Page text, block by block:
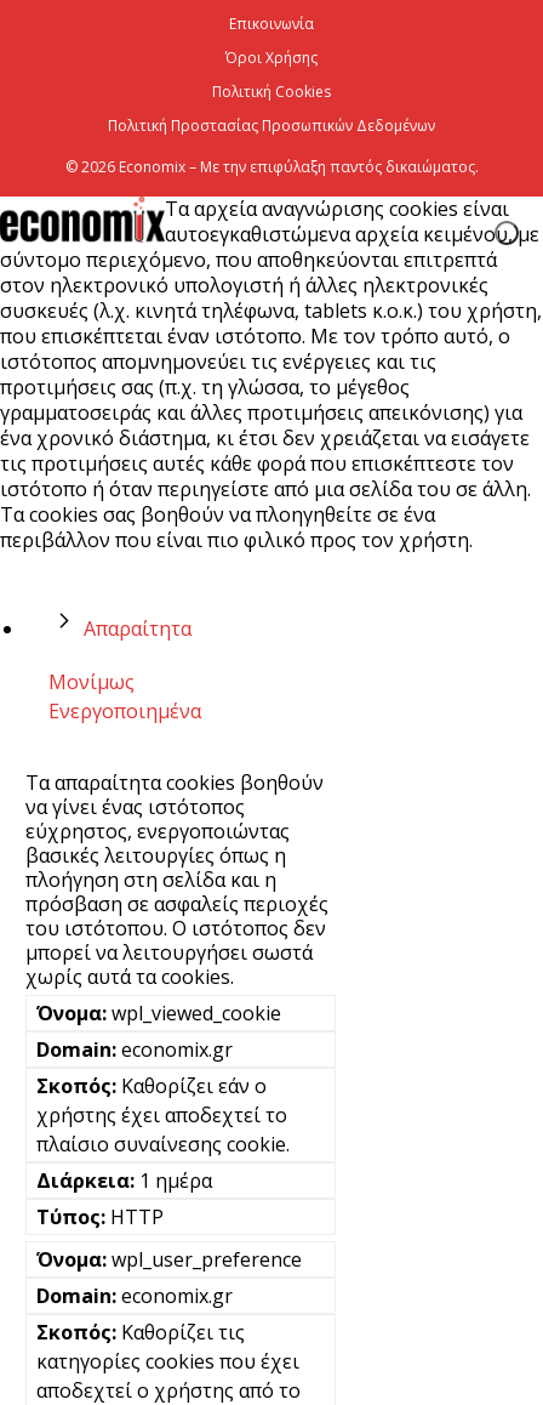
Επικοινωνία
Όροι Χρήσης
Πολιτική Cookies
Πολιτική Προστασίας Προσωπικών Δεδομένων
© 2026 Economix – Με την επιφύλαξη παντός δικαιώματος.
Τα αρχεία αναγνώρισης cookies είναι
αυτοεγκαθιστώμενα αρχεία κειμένου, με
σύντομο περιεχόμενο, που αποθηκεύονται επιτρεπτά
στον ηλεκτρονικό υπολογιστή ή άλλες ηλεκτρονικές
συσκευές (λ.χ. κινητά τηλέφωνα, tablets κ.ο.κ.) του χρήστη,
που επισκέπτεται έναν ιστότοπο. Με τον τρόπο αυτό, ο
ιστότοπος απομνημονεύει τις ενέργειες και τις
προτιμήσεις σας (π.χ. τη γλώσσα, το μέγεθος
γραμματοσειράς και άλλες προτιμήσεις απεικόνισης) για
ένα χρονικό διάστημα, κι έτσι δεν χρειάζεται να εισάγετε
τις προτιμήσεις αυτές κάθε φορά που επισκέπτεστε τον
ιστότοπο ή όταν περιηγείστε από μια σελίδα του σε άλλη.
Τα cookies σας βοηθούν να πλοηγηθείτε σε ένα
περιβάλλον που είναι πιο φιλικό προς τον χρήστη.
Απαραίτητα
Μονίμως
Ενεργοποιημένα
Τα απαραίτητα cookies βοηθούν
να γίνει ένας ιστότοπος
εύχρηστος, ενεργοποιώντας
βασικές λειτουργίες όπως η
πλοήγηση στη σελίδα και η
πρόσβαση σε ασφαλείς περιοχές
του ιστότοπου. Ο ιστότοπος δεν
μπορεί να λειτουργήσει σωστά
χωρίς αυτά τα cookies.
wpl_viewed_cookie
economix.gr
Καθορίζει εάν ο
χρήστης έχει αποδεχτεί το
πλαίσιο συναίνεσης cookie.
1 ημέρα
HTTP
wpl_user_preference
economix.gr
Καθορίζει τις
κατηγορίες cookies που έχει
αποδεχτεί ο χρήστης από το